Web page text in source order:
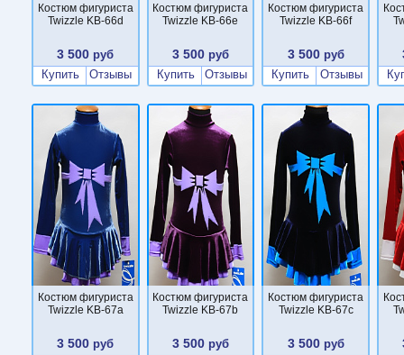
Костюм фигуриста
Twizzle KB-66d
3 500 руб
Купить
Отзывы
Костюм фигуриста
Twizzle KB-66e
3 500 руб
Купить
Отзывы
Костюм фигуриста
Twizzle KB-66f
3 500руб
Купить
Отзывы
Костюм фигуриста
Twizzle KB-67a
3 500 руб
Костюм фигуриста
Twizzle KB-67b
3 500 руб
Костюм фигуриста
Twizzle KB-67c
3 500руб